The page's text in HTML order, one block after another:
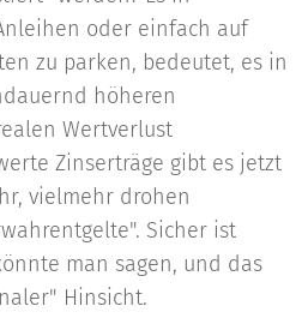
oder einfach auf
zu parken, bedeutet, es in
höheren
Wertverlust
Zinserträge gibt es jetzt
vielmehr drohen
Sicher ist
man sagen, und das
Hinsicht.